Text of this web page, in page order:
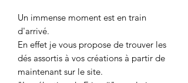
Un immense moment est en train
d'arrivé.
En effet je vous propose de trouver les
dés assortis à vos créations à partir de
maintenant sur le site.